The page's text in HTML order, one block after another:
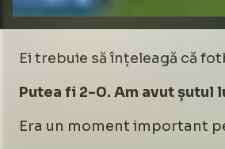
Ei trebuie să înțeleagă că
Putea fi 2-0. Am avut șutul
Era un moment important